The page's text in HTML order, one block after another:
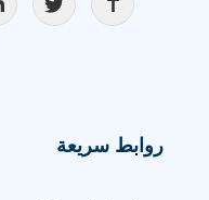
روابط سريعة